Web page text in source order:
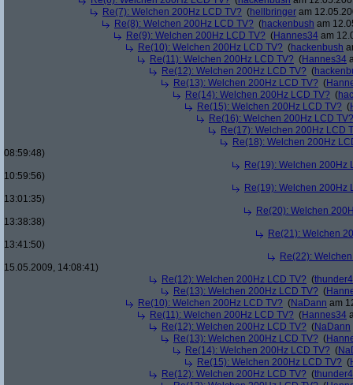
Re(7): Welchen 200Hz LCD TV? (hellbringer am
Re(8): Welchen 200Hz LCD TV? (hackenbush am
Re(9): Welchen 200Hz LCD TV? (Hannes34 am
Re(10): Welchen 200Hz LCD TV? (hackenbush
Re(11): Welchen 200Hz LCD TV? (Hannes34
Re(12): Welchen 200Hz LCD TV? (
Re(13): Welchen 200Hz LCD TV? (
Re(14): Welchen 200Hz LCD TV? (
Re(15): Welchen 200Hz LCD TV? (
Re(16): Welchen 200Hz LCD TV?
Re(17): Welchen 200Hz LCD
Re(18): Welchen 200Hz
08:59:48)
Re(19): Welchen 200Hz
10:59:56)
Re(19): Welchen 200Hz
13:01:35)
Re(20): Welchen
13:38:38)
Re(21): Welchen
13:41:50)
Re(22):
15.05.2009, 14:08:41)
Re(12): Welchen 200Hz LCD TV? (thunder4
Re(13): Welchen 200Hz LCD TV? (
Re(10): Welchen 200Hz LCD TV? (NaDann am
Re(11): Welchen 200Hz LCD TV? (Hannes34
Re(12): Welchen 200Hz LCD TV? (NaDann
Re(13): Welchen 200Hz LCD TV? (
Re(14): Welchen 200Hz LCD TV? (
Re(15): Welchen 200Hz LCD TV? (
Re(12): Welchen 200Hz LCD TV? (thunder4